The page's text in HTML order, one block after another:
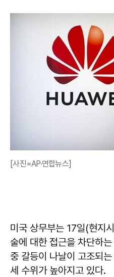
[사진=AP·연합뉴스]
미국 상무부는 17일(현지
술에 대한 접근을 차단하
중 갈등이 나날이 고조되
세 수위가 높아지고 있다.